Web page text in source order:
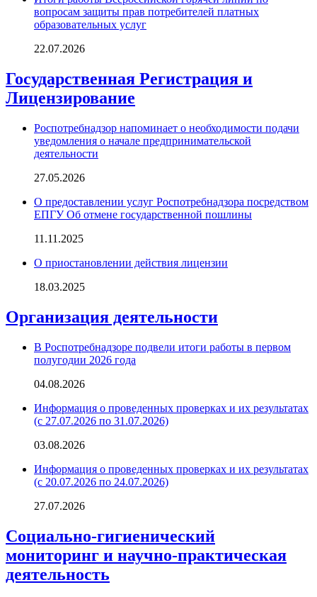
вопросам защиты прав потребителей платных
образовательных услуг
22.07.2026
Государственная Регистрация и
Лицензирование
Роспотребнадзор напоминает о необходимости подачи
уведомления о начале предпринимательской
деятельности
27.05.2026
О предоставлении услуг Роспотребнадзора посредством
ЕПГУ Об отмене государственной пошлины
11.11.2025
О приостановлении действия лицензии
18.03.2025
Организация деятельности
В Роспотребнадзоре подвели итоги работы в первом
полугодии 2026 года
04.08.2026
Информация о проведенных проверках и их результатах
(с 27.07.2026 по 31.07.2026)
03.08.2026
Информация о проведенных проверках и их результатах
(с 20.07.2026 по 24.07.2026)
27.07.2026
Социально-гигиенический
мониторинг и научно-практическая
деятельность